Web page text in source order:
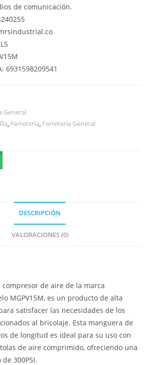
de comunicación.
6931598209541
General
, Ferreteria, Ferretería General
DESCRIPCIÓN
VALORACIONES (0)
compresor de aire de la marca
MGPV15M, es un producto de alta
satisfacer las necesidades de los
al bricolaje. Esta manguera de
de longitud es ideal para su uso con
de aire comprimido, ofreciendo una
300PSI.